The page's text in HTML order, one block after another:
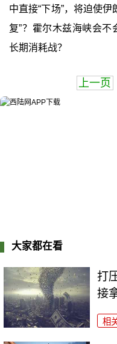
中直接“下场”，将迫使
复”？霍尔木兹海峡会
长期消耗战？
上一页
大家都在看
打
接
相